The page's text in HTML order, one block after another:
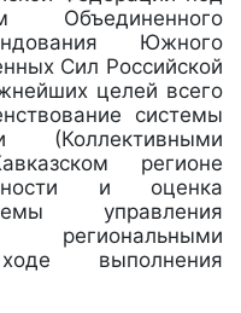
Объединенного
Южного
Сил Российской
целей всего
системы
(Коллективными
регионе
и оценка
управления
выполнения